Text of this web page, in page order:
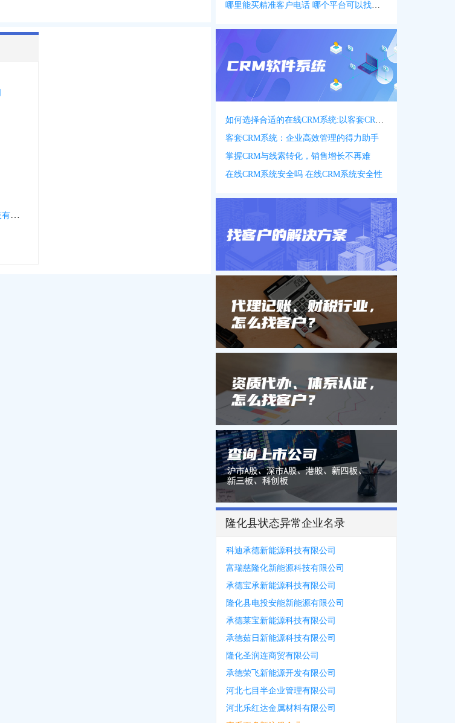
中斯特承德高中压阀门管件科技有限公司
哪里能买精准客户电话 哪个平台可以找客户资源
如何选择合适的在线CRM系统:以客套CRM系统为例
客套CRM系统：企业高效管理的得力助手
掌握CRM与线索转化，销售增长不再难
在线CRM系统安全吗 在线CRM系统安全性
隆化县状态异常企业名录
科迪承德新能源科技有限公司
富瑞慈隆化新能源科技有限公司
承德宝承新能源科技有限公司
隆化县电投安能新能源有限公司
承德莱宝新能源科技有限公司
承德茹日新能源科技有限公司
隆化圣润连商贸有限公司
承德荣飞新能源开发有限公司
河北七目半企业管理有限公司
河北乐红达金属材料有限公司